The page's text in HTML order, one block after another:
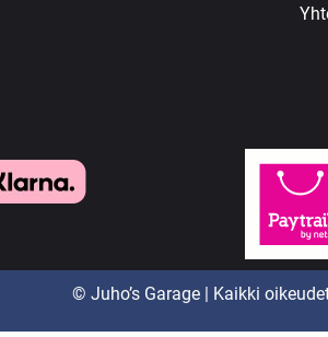
© Juho’s Garage | Kaikki